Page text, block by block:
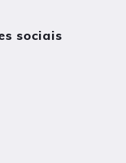
sociais